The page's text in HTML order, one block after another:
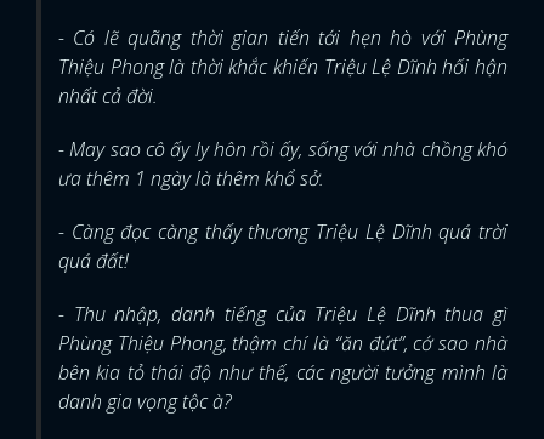
- Có lẽ quãng thời gian tiến tới hẹn hò với Phùng
Thiệu Phong là thời khắc khiến Triệu Lệ Dĩnh hối hận
nhất cả đời.
- May sao cô ấy ly hôn rồi ấy, sống với nhà chồng khó
ưa thêm 1 ngày là thêm khổ sở.
- Càng đọc càng thấy thương Triệu Lệ Dĩnh quá trời
quá đất!
- Thu nhập, danh tiếng của Triệu Lệ Dĩnh thua gì
Phùng Thiệu Phong, thậm chí là “ăn đứt”, cớ sao nhà
bên kia tỏ thái độ như thế, các người tưởng mình là
danh gia vọng tộc à?